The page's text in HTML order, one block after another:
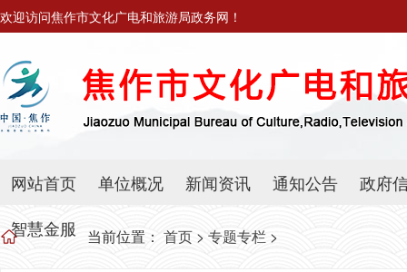
欢迎访问焦作市文化广电和旅游局政务网！
网站首页 单位概况 新闻资讯 通知公告
政府
智慧金服
当前位置： 首页 > 专题专栏 >